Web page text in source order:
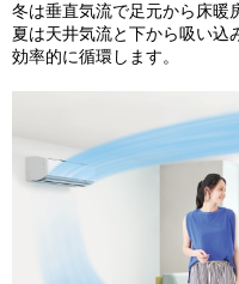
冬は垂直気流で足元から床暖
夏は天井気流と下から吸い込
効率的に循環します。